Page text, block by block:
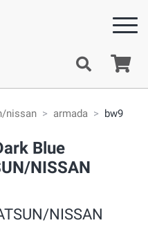
nissan armada bw9
Blue
NISSAN
NISSAN